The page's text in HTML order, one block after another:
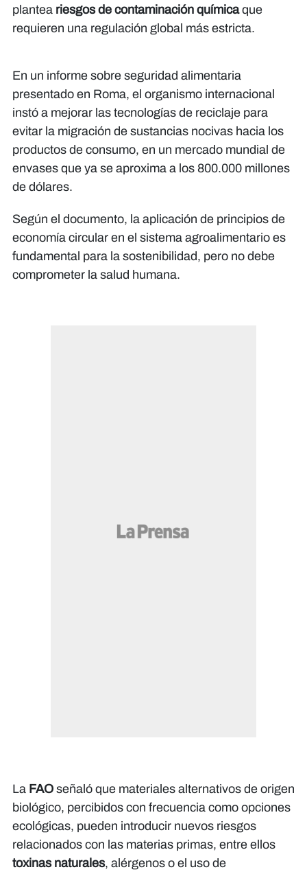
plantea riesgos de contaminación químicaque
requieren una regulación global más estricta.
En un informe sobre seguridad alimentaria
presentado en Roma, el organismo internacional
instó a mejorar las tecnologías de reciclaje para
evitar la migración de sustancias nocivas hacia los
productos de consumo, en un mercado mundial de
envases que ya se aproxima a los 800.000 millones
de dólares.
Según el documento, la aplicación de principios de
economía circular en el sistema agroalimentario es
fundamental para la sostenibilidad, pero no debe
comprometer la salud humana.
La FAO señaló que materiales alternativos de origen
biológico, percibidos con frecuencia como opciones
ecológicas, pueden introducir nuevos riesgos
relacionados con las materias primas, entre ellos
toxinas naturales, alérgenos o el uso de